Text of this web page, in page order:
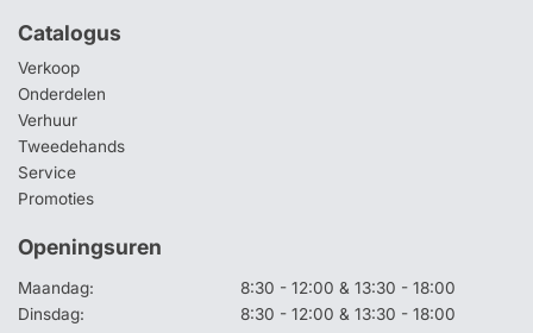
Catalogus
Verkoop
Onderdelen
Verhuur
Tweedehands
Service
Promoties
Openingsuren
Maandag:
8:30 - 12:00 & 13:30 - 18:00
Dinsdag:
8:30 - 12:00 & 13:30 - 18:00